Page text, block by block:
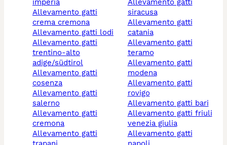
imperia
allevamento gatti
crema cremona
allevamento gatti lodi
allevamento gatti
trentino-alto
adige/südtirol
allevamento gatti
cosenza
allevamento gatti
salerno
allevamento gatti
cremona
allevamento gatti
allevamento gatti
siracusa
allevamento gatti
catania
allevamento gatti
teramo
allevamento gatti
modena
allevamento gatti
rovigo
allevamento gatti bari
allevamento gatti friuli
venezia giulia
allevamento gatti